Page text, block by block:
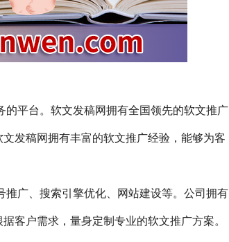
的平台。软文发稿网拥有全国领先的软文推广
发稿网拥有丰富的软文推广经验，能够为客
广、搜索引擎优化、网站建设等。公司拥有
客户需求，量身定制专业的软文推广方案。